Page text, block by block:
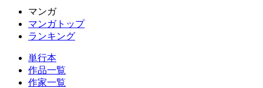
マンガ
マンガトップ
ランキング
単行本
作品一覧
作家一覧